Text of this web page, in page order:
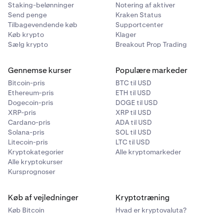
Staking-belønninger
Send penge
Tilbagevendende køb
Køb krypto
Sælg krypto
Notering af aktiver
Kraken Status
Supportcenter
Klager
Breakout Prop Trading
Gennemse kurser
Bitcoin-pris
Ethereum-pris
Dogecoin-pris
XRP-pris
Cardano-pris
Solana-pris
Litecoin-pris
Kryptokategorier
Alle kryptokurser
Kursprognoser
Populære markeder
BTC til USD
ETH til USD
DOGE til USD
XRP til USD
ADA til USD
SOL til USD
LTC til USD
Alle kryptomarkeder
Køb af vejledninger
Køb Bitcoin
Kryptotræning
Hvad er kryptovaluta?